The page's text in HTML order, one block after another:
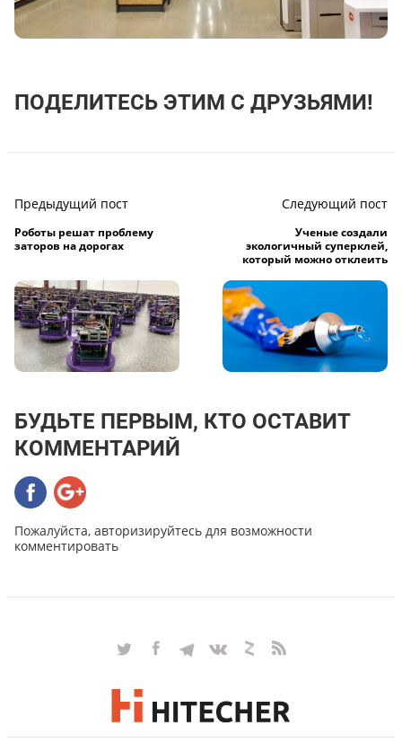
ПОДЕЛИТЕСЬ ЭТИМ С ДРУЗЬЯМИ!
Предыдущий пост
Роботы решат проблему
заторов на дорогах
Следующий пост
Ученые создали
экологичный суперклей,
который можно отклеить
БУДЬТЕ ПЕРВЫМ, КТО ОСТАВИТ
КОММЕНТАРИЙ
Пожалуйста, авторизируйтесь для возможности
комментировать